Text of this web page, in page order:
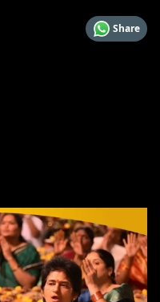
Share